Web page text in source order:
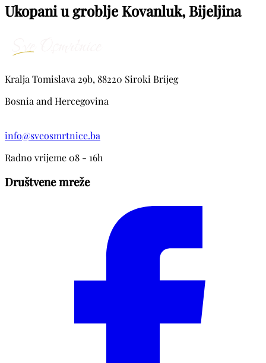
Ukopani u groblje Kovanluk, Bijeljina
Kralja Tomislava 29b, 88220 Siroki Brijeg
Bosnia and Hercegovina
info@sveosmrtnice.ba
Radno vrijeme 08 - 16h
Društvene mreže